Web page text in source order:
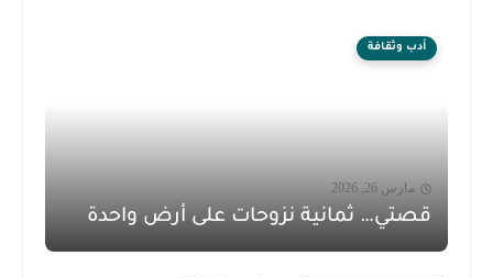
أدب وثقافة
مارس 26, 2026
قصتي… ثمانية نزوحات على أرض واحدة